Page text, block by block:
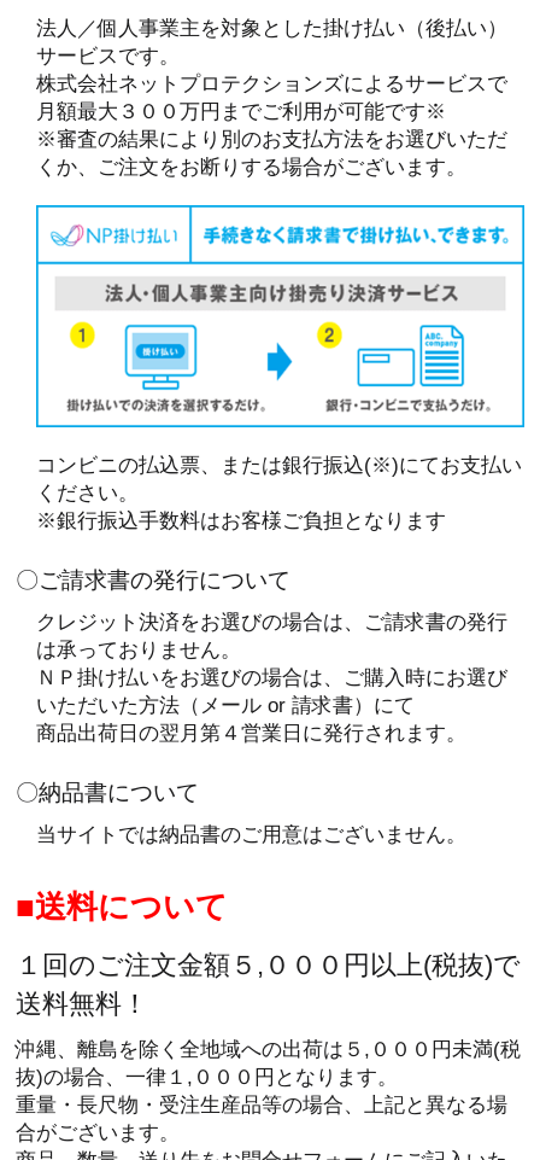
法人／個人事業主を対象とした掛け払い（後払い）
サービスです。
株式会社ネットプロテクションズによるサービスで
月額最大３００万円までご利用が可能です※
※審査の結果により別のお支払方法をお選びいただ
くか、ご注文をお断りする場合がございます。
コンビニの払込票、または銀行振込(※)にてお支払い
ください。
※銀行振込手数料はお客様ご負担となります
〇ご請求書の発行について
クレジット決済をお選びの場合は、ご請求書の発行
は承っておりません。
ＮＰ掛け払いをお選びの場合は、ご購入時にお選び
いただいた方法（メール or 請求書）にて
商品出荷日の翌月第４営業日に発行されます。
〇納品書について
当サイトでは納品書のご用意はございません。
送料について
１回のご注文金額５,０００円以上(税抜)で
送料無料！
沖縄、離島を除く全地域への出荷は５,０００円未満(税
抜)の場合、一律１,０００円となります。
重量・長尺物・受注生産品等の場合、上記と異なる場
合がございます。